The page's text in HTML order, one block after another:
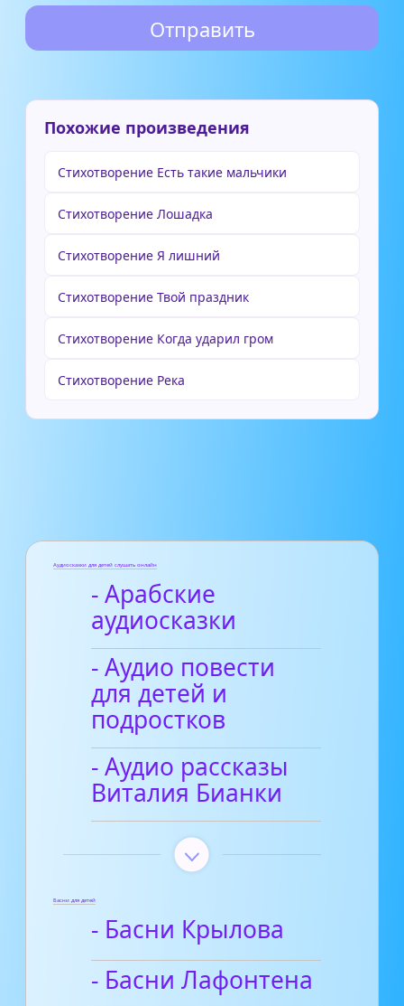
Похожие произведения
Стихотворение Есть такие мальчики
Стихотворение Лошадка
Стихотворение Я лишний
Стихотворение Твой праздник
Стихотворение Когда ударил гром
Стихотворение Река
Аудиосказки для детей слушать онлайн
- Арабские
аудиосказки
- Аудио повести
для детей и
подростков
- Аудио рассказы
Виталия Бианки
Басни для детей
- Басни Крылова
- Басни Лафонтена